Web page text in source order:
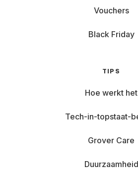
Vouchers
Black Friday
TIPS
Hoe werkt het
Tech-in-topstaat-
Grover Care
Duurzaamheid